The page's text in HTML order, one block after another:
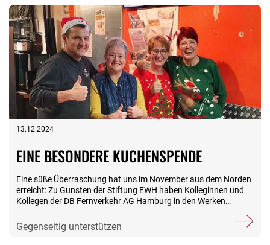
13.12.2024
EINE BESONDERE KUCHENSPENDE
Eine süße Überraschung hat uns im November aus dem Norden
erreicht: Zu Gunsten der Stiftung EWH haben Kolleginnen und
Kollegen der DB Fernverkehr AG Hamburg in den Werken
natürlich nur mit bestem Selbstgebackenem. Viele fleißige
Bäckerinnen und Bäcker haben mit der Aktion bei ihren
Gegenseitig unterstützen